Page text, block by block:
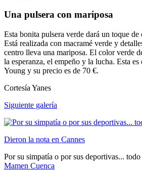
Una pulsera con mariposa
Esta bonita pulsera verde dará un toque
Está realizada con macramé verde y
centro lleva una mariposa. El color verde
la esperanza, el empeño y la lucha. Esta
Young y su precio es de 70 €.
Cortesía Yanes
Siguiente galería
Dieron la nota en Cannes
Por su simpatía o por sus deportivas...
Mamen Cuenca